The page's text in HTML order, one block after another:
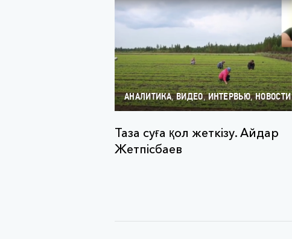
АНАЛИТИКА,ВИДЕО,ИНТЕРВЬЮ,НОВОСТИ
Таза суға қол жеткізу. Айдар
Жетпісбаев